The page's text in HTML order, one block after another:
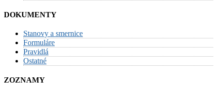
DOKUMENTY
Stanovy a smernice
Formuláre
Pravidlá
Ostatné
ZOZNAMY